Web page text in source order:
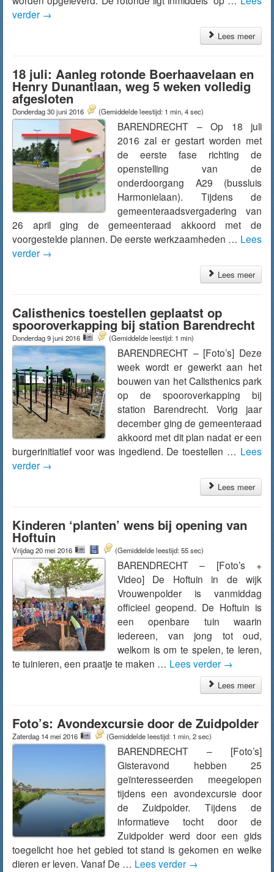
verder →
Lees meer
18 juli: Aanleg rotonde Boerhaavelaan en
Henry Dunantlaan, weg 5 weken volledig
afgesloten
Donderdag 30 juni 2016 (Gemiddelde leestijd: 1 min, 4 sec)
BARENDRECHT – Op 18 juli
2016 zal er gestart worden met
de eerste fase richting de
openstelling van de
onderdoorgang A29 (bussluis
Harmonielaan). Tijdens de
gemeenteraadsvergadering van
26 april ging de gemeenteraad akkoord met de
voorgestelde plannen. De eerste werkzaamheden … Lees
verder →
Lees meer
Calisthenics toestellen geplaatst op
spooroverkapping bij station Barendrecht
Donderdag 9 juni 2016 (Gemiddelde leestijd: 1 min)
BARENDRECHT – [Foto’s] Deze
week wordt er gewerkt aan het
bouwen van het Calisthenics park
op de spooroverkapping bij
station Barendrecht. Vorig jaar
december ging de gemeenteraad
akkoord met dit plan nadat er een
burgerinitiatief voor was ingediend. De toestellen … Lees
verder →
Lees meer
Kinderen ‘planten’ wens bij opening van
Hoftuin
Vrijdag 20 mei 2016 (Gemiddelde leestijd: 55 sec)
BARENDRECHT – [Foto’s +
Video] De Hoftuin in de wijk
Vrouwenpolder is vanmiddag
officieel geopend. De Hoftuin is
een openbare tuin waarin
iedereen, van jong tot oud,
welkom is om te spelen, te leren,
te tuinieren, een praatje te maken … Lees verder →
Lees meer
Foto’s: Avondexcursie door de Zuidpolder
Zaterdag 14 mei 2016 (Gemiddelde leestijd: 1 min, 2 sec)
BARENDRECHT – [Foto’s]
Gisteravond hebben 25
geïnteresseerden meegelopen
tijdens een avondexcursie door
de Zuidpolder. Tijdens de
informatieve tocht door de
Zuidpolder werd door een gids
toegelicht hoe het gebied tot stand is gekomen en welke
dieren er leven. Vanaf De … Lees verder →